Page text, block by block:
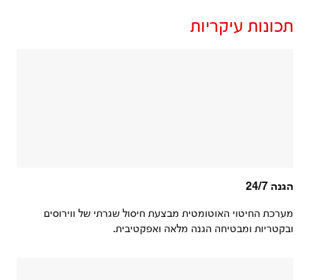
תכונות עיקריות
הגנה 24/7
מערכת החיטוי האוטומטית מבצעת חיסול שגרתי של ווירוסים
ובקטריות ומבטיחה הגנה מלאה ואפקטיבית.